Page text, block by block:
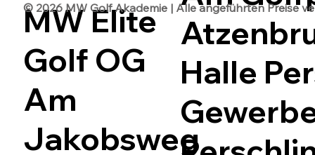
MW Elite
Golf OG
Am
Jakobsweg
Halle
© 2026 MW Golf Akademie | Alle angeführten Preise